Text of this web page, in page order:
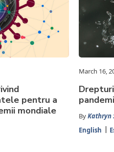
pentru a
mondiale
March 16,
ByKathryn
English